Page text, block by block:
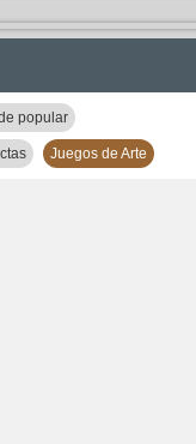
popular
Juegos de Arte